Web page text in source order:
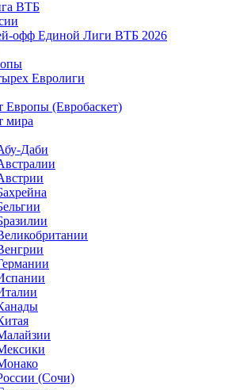
ВТБ
офф Единой Лиги ВТБ 2026
Евролиги
Европы (Евробаскет)
мира
Даби
(Сочи)